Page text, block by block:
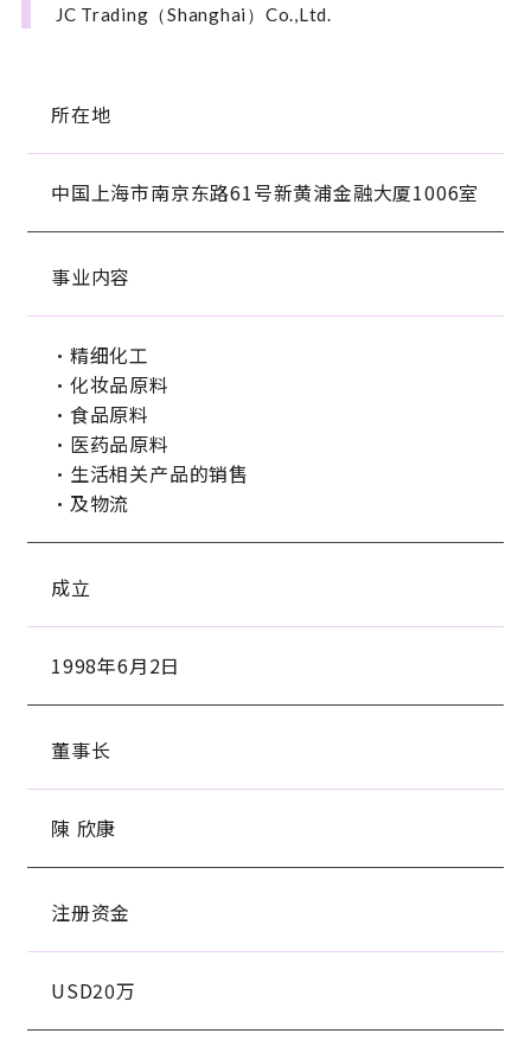
JC Trading（Shanghai）Co.,Ltd.
所在地
中国上海市南京东路61号新黄浦金融大厦1006室
事业内容
・精细化工
・化妆品原料
・食品原料
・医药品原料
・生活相关产品的销售
・及物流
成立
1998年6月2日
董事长
陳 欣康
注册资金
USD20万